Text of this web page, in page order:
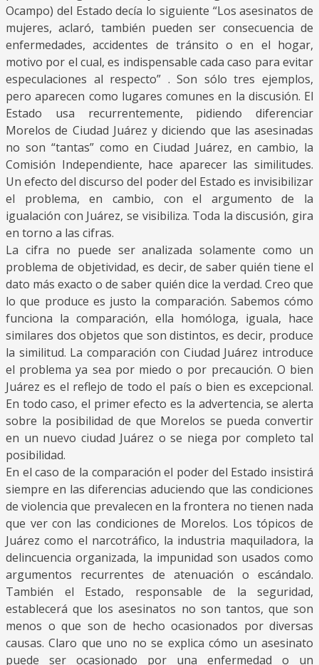
Ocampo) del Estado decía lo siguiente “Los asesinatos de
mujeres, aclaró, también pueden ser consecuencia de
enfermedades, accidentes de tránsito o en el hogar,
motivo por el cual, es indispensable cada caso para evitar
especulaciones al respecto” . Son sólo tres ejemplos,
pero aparecen como lugares comunes en la discusión. El
Estado usa recurrentemente, pidiendo diferenciar
Morelos de Ciudad Juárez y diciendo que las asesinadas
no son “tantas” como en Ciudad Juárez, en cambio, la
Comisión Independiente, hace aparecer las similitudes.
Un efecto del discurso del poder del Estado es invisibilizar
el problema, en cambio, con el argumento de la
igualación con Juárez, se visibiliza. Toda la discusión, gira
en torno a las cifras.
La cifra no puede ser analizada solamente como un
problema de objetividad, es decir, de saber quién tiene el
dato más exacto o de saber quién dice la verdad. Creo que
lo que produce es justo la comparación. Sabemos cómo
funciona la comparación, ella homóloga, iguala, hace
similares dos objetos que son distintos, es decir, produce
la similitud. La comparación con Ciudad Juárez introduce
el problema ya sea por miedo o por precaución. O bien
Juárez es el reflejo de todo el país o bien es excepcional.
En todo caso, el primer efecto es la advertencia, se alerta
sobre la posibilidad de que Morelos se pueda convertir
en un nuevo ciudad Juárez o se niega por completo tal
posibilidad.
En el caso de la comparación el poder del Estado insistirá
siempre en las diferencias aduciendo que las condiciones
de violencia que prevalecen en la frontera no tienen nada
que ver con las condiciones de Morelos. Los tópicos de
Juárez como el narcotráfico, la industria maquiladora, la
delincuencia organizada, la impunidad son usados como
argumentos recurrentes de atenuación o escándalo.
También el Estado, responsable de la seguridad,
establecerá que los asesinatos no son tantos, que son
menos o que son de hecho ocasionados por diversas
causas. Claro que uno no se explica cómo un asesinato
puede ser ocasionado por una enfermedad o un